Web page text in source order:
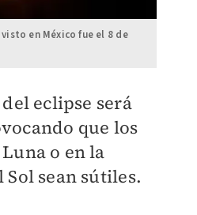
en México fue el 8 de
eclipse será
que los
o en la
sean sútiles.